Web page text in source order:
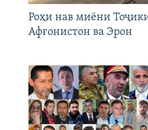
Роҳи нав миёни
Афғонистон ва Эрон